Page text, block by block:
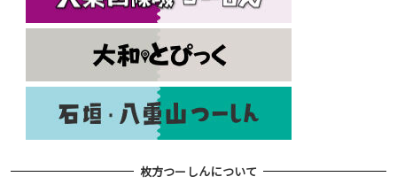
枚方つーしんについて